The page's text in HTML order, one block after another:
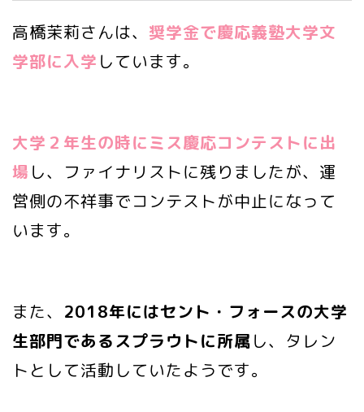
高橋茉莉さんは、 奨学金で慶応義塾大学文
学部に入学 しています。
大学２年生の時にミス慶応コンテストに出
場 し、ファイナリストに残りましたが、運
営側の不祥事でコンテストが中止になって
います。
また、 2018年にはセント・フォースの大学
生部門であるスプラウトに所属し、タレン
トとして活動していたようです。